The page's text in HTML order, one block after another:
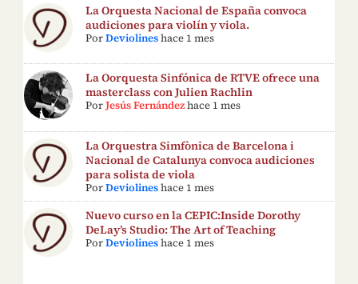
La Orquesta Nacional de España convoca
audiciones para violín y viola.
PorDeviolines hace 1 mes
La Oorquesta Sinfónica de RTVE ofrece una
masterclass con Julien Rachlin
PorJesús Fernández hace 1 mes
La Orquestra Simfònica de Barcelona i
Nacional de Catalunya convoca audiciones
para solista de viola
PorDeviolines hace 1 mes
Nuevo curso en la CEPIC:Inside Dorothy
DeLay’s Studio: The Art of Teaching
PorDeviolines hace 1 mes